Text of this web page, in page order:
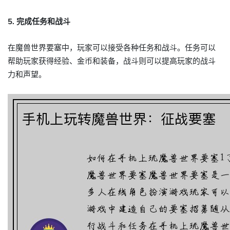
5. 完成任务和战斗
在魔兽世界要塞中，玩家可以接受各种任务和战斗。任务可以
帮助玩家获得经验、金币和装备，战斗则可以提高玩家的战斗
力和声望。